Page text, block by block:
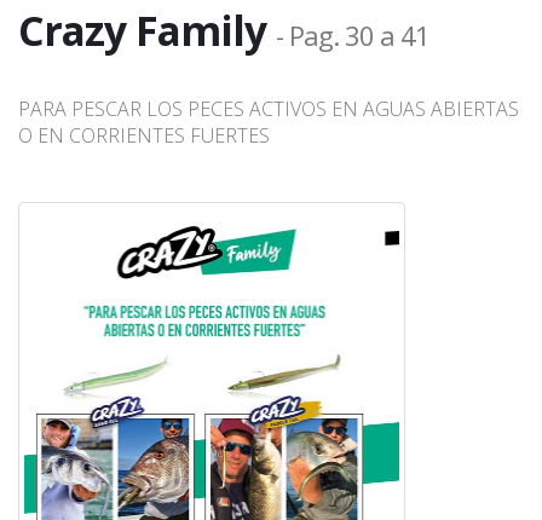
Crazy Family - Pag. 30 a 41
PARA PESCAR LOS PECES ACTIVOS EN AGUAS ABIERTAS
O EN CORRIENTES FUERTES